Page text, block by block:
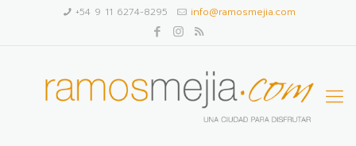
+54 9 11 6274-8295 info@ramosmejia.com